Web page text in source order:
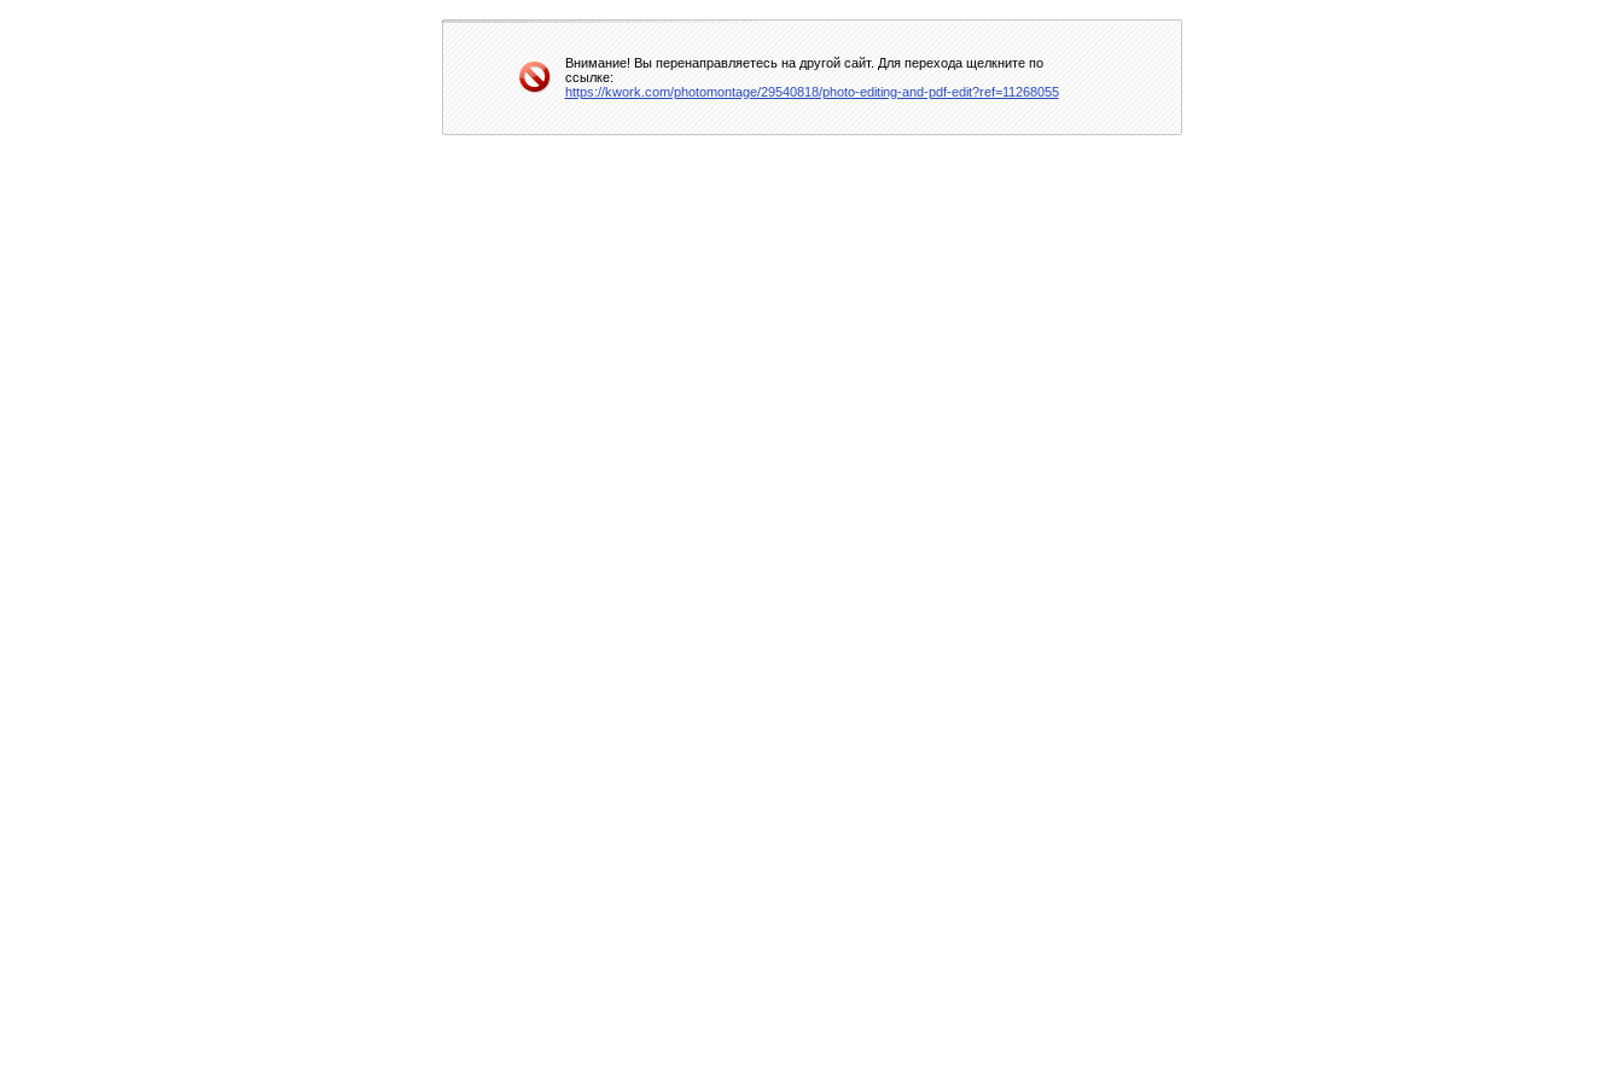
Внимание! Вы перенаправляетесь на другой сайт. Для перехода щелкните по
ссылке:
https://kwork.com/photomontage/29540818/photo-editing-and-pdf-edit?ref=11268055